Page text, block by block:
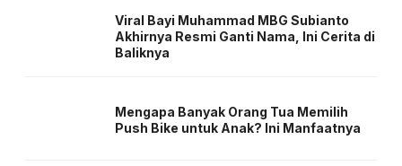
Viral Bayi Muhammad MBG Subianto
Akhirnya Resmi Ganti Nama, Ini Cerita di
Baliknya
Mengapa Banyak Orang Tua Memilih
Push Bike untuk Anak? Ini Manfaatnya